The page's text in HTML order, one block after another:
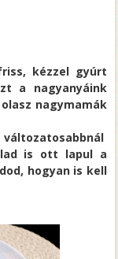
kézzel gyúrt
a nagyanyáink
nagymamák
is ott lapul a
hogyan is kell